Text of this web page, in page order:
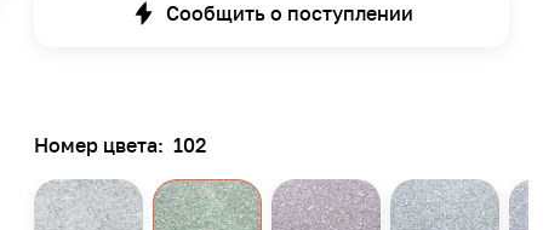
Сообщить о поступлении
Номер цвета: 102